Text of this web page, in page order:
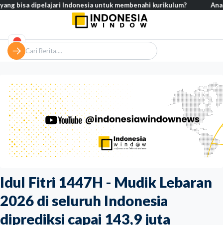
Idul Fitri 1447H - Mudik Lebaran
2026 di seluruh Indonesia
diprediksi capai 143,9 juta
Indonesia untuk membenahi kurikulum? Analisis – Ke